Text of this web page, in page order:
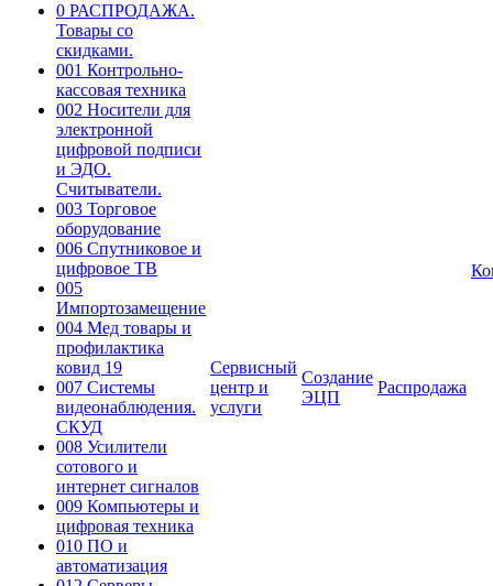
0 РАСПРОДАЖА.
Товары со
скидками.
001 Контрольно-
кассовая техника
002 Носители для
электронной
цифровой подписи
и ЭДО.
Считыватели.
003 Торговое
оборудование
006 Спутниковое и
цифровое ТВ
005
Импортозамещение
004 Мед товары и
профилактика
ковид 19
007 Системы
видеонаблюдения.
СКУД
008 Усилители
сотового и
интернет сигналов
009 Компьютеры и
цифровая техника
010 ПО и
автоматизация
Сервисный
центр и
услуги
Создание
ЭЦП
Распродажа